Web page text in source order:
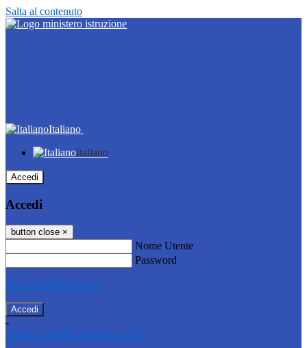
Salta al contenuto
Italiano
Italiano
Accedi
Accedi
button close ×
Nome Utente
Password
Password dimenticata?
-
Entra con SPID Entra con CIE